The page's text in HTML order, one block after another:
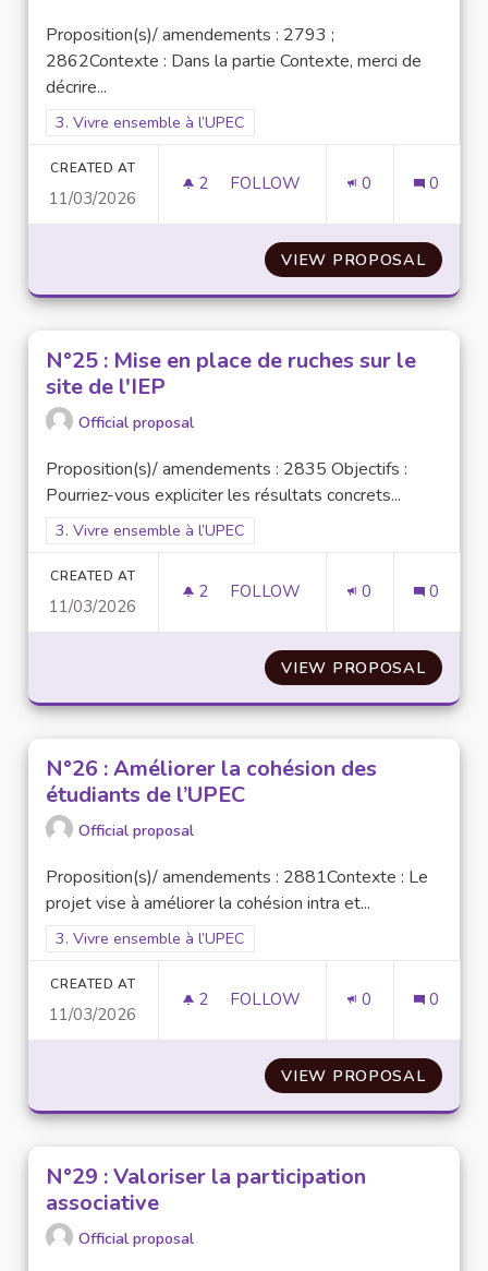
Proposition(s)/ amendements : 2793 ;
2862Contexte : Dans la partie Contexte, merci de
décrire...
Filter results for scope: 3. Vivre ensemble à l’UPEC
3. Vivre ensemble à l’UPEC
CREATED AT
11/03/2026
2 2 FOLLOWERS
FOLLOW 0 0
VIEW PROPOSALN° 23 :
N°25 : Mise en place de ruches sur le
site de l'IEP
Official proposal
Proposition(s)/ amendements : 2835 Objectifs :
Pourriez-vous expliciter les résultats concrets...
Filter results for scope: 3. Vivre ensemble à l’UPEC
3. Vivre ensemble à l’UPEC
CREATED AT
11/03/2026
2 2 FOLLOWERS
FOLLOW 0 0
VIEW PROPOSALN°25 :
N°26 : Améliorer la cohésion des
étudiants de l’UPEC
Official proposal
Proposition(s)/ amendements : 2881Contexte : Le
projet vise à améliorer la cohésion intra et...
Filter results for scope: 3. Vivre ensemble à l’UPEC
3. Vivre ensemble à l’UPEC
CREATED AT
11/03/2026
2 2 FOLLOWERS
FOLLOW 0 0
VIEW PROPOSALN°26 :
N°29 : Valoriser la participation
associative
Official proposal